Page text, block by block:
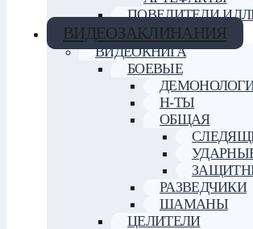
ПОВЕЛИТЕЛИ
ВИДЕОЗАКЛИНАНИЯ
ВИДЕОКНИГА
БОЕВЫЕ
Н-ТЫ
ОБЩАЯ
РАЗВЕДЧИКИ
ШАМАНЫ
ЦЕЛИТЕЛИ